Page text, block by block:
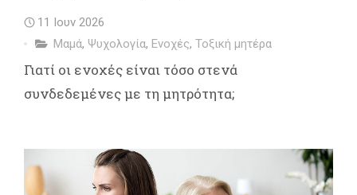
11 Ιουν 2026
Μαμά, Ψυχολογία, Ενοχές, Τοξική μητέρα
Γιατί οι ενοχές είναι τόσο στενά
συνδεδεμένες με τη μητρότητα;